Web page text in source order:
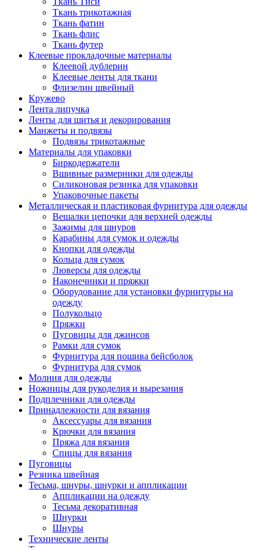
Ткань трикотажная
Ткань фатин
Ткань флис
Ткань футер
Клеевые прокладочные материалы
Клеевой дублерин
Клеевые ленты для ткани
Флизелин швейный
Кружево
Лента липучка
Ленты для шитья и декорирования
Манжеты и подвязы
Подвязы трикотажные
Материалы для упаковки
Биркодержатели
Вшивные размерники для одежды
Силиконовая резинка для упаковки
Упаковочные пакеты
Металлическая и пластиковая фурнитура для одежды
Вешалки цепочки для верхней одежды
Зажимы для шнуров
Карабины для сумок и одежды
Кнопки для одежды
Кольца для сумок
Люверсы для одежды
Наконечники и пряжки
Оборудование для установки фурнитуры на
одежду
Полукольцо
Пряжки
Пуговицы для джинсов
Рамки для сумок
Фурнитура для пошива бейсболок
Фурнитура для сумок
Молния для одежды
Ножницы для рукоделия и вырезания
Подплечники для одежды
Принадлежности для вязания
Аксессуары для вязания
Крючки для вязания
Пряжа для вязания
Спицы для вязания
Пуговицы
Резинка швейная
Тесьма, шнуры, шнурки и аппликации
Аппликации на одежду
Тесьма декоративная
Шнурки
Шнуры
Технические ленты